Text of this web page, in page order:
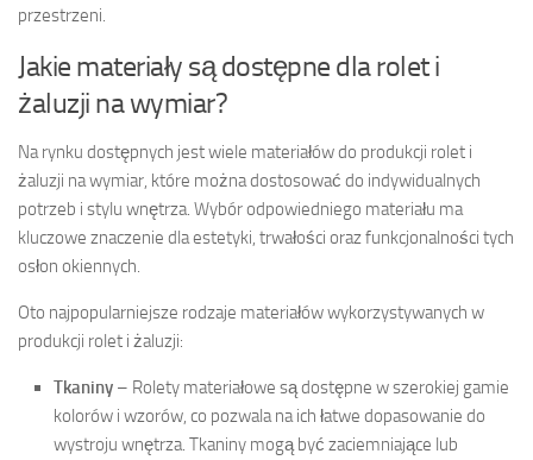
przestrzeni.
Jakie materiały są dostępne dla rolet i
żaluzji na wymiar?
Na rynku dostępnych jest wiele materiałów do produkcji rolet i
żaluzji na wymiar, które można dostosować do indywidualnych
potrzeb i stylu wnętrza. Wybór odpowiedniego materiału ma
kluczowe znaczenie dla estetyki, trwałości oraz funkcjonalności tych
osłon okiennych.
Oto najpopularniejsze rodzaje materiałów wykorzystywanych w
produkcji rolet i żaluzji:
Tkaniny – Rolety materiałowe są dostępne w szerokiej gamie
kolorów i wzorów, co pozwala na ich łatwe dopasowanie do
wystroju wnętrza. Tkaniny mogą być zaciemniające lub